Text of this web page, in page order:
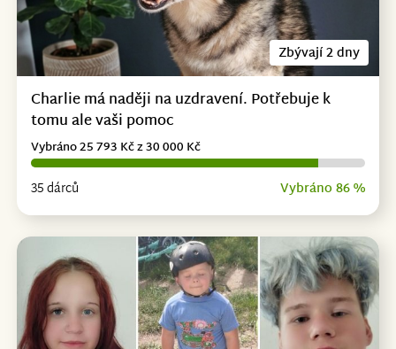
Zbývají 2 dny
Charlie má naději na uzdravení. Potřebuje k
tomu ale vaši pomoc
35 dárců Vybráno 86 %
Vybráno 25 793 Kč z 30 000 Kč